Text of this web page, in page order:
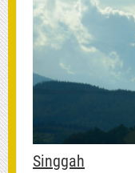
Singgah